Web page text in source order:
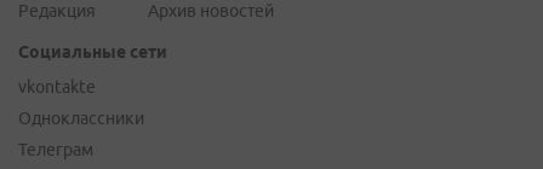
Редакция
Архив новостей
Социальные сети
vkontakte
Одноклассники
Телеграм